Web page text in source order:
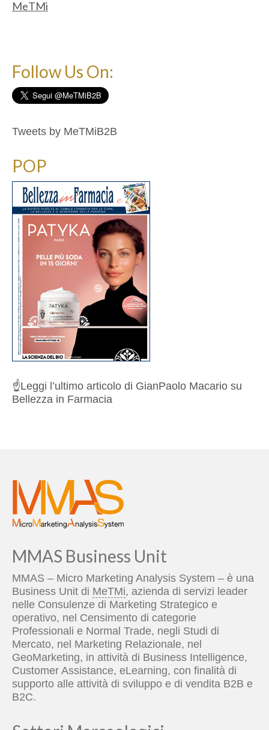
MeTMi
Follow Us On:
Tweets by MeTMiB2B
POP
☝️Leggi l’ultimo articolo di GianPaolo Macario su
Bellezza in Farmacia
MMAS Business Unit
MMAS – Micro Marketing Analysis System – è una
Business Unit di MeTMi, azienda di servizi leader
nelle Consulenze di Marketing Strategico e
operativo, nel Censimento di categorie
Professionali e Normal Trade, negli Studi di
Mercato, nel Marketing Relazionale, nel
GeoMarketing, in attività di Business Intelligence,
Customer Assistance, eLearning, con finalità di
supporto alle attività di sviluppo e di vendita B2B e
B2C.